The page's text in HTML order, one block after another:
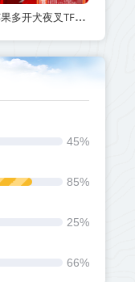
【苹果多开犬夜叉TF兑换激活码官网下载方法】如何实现定时群发和万群同步
45%
85%
25%
66%